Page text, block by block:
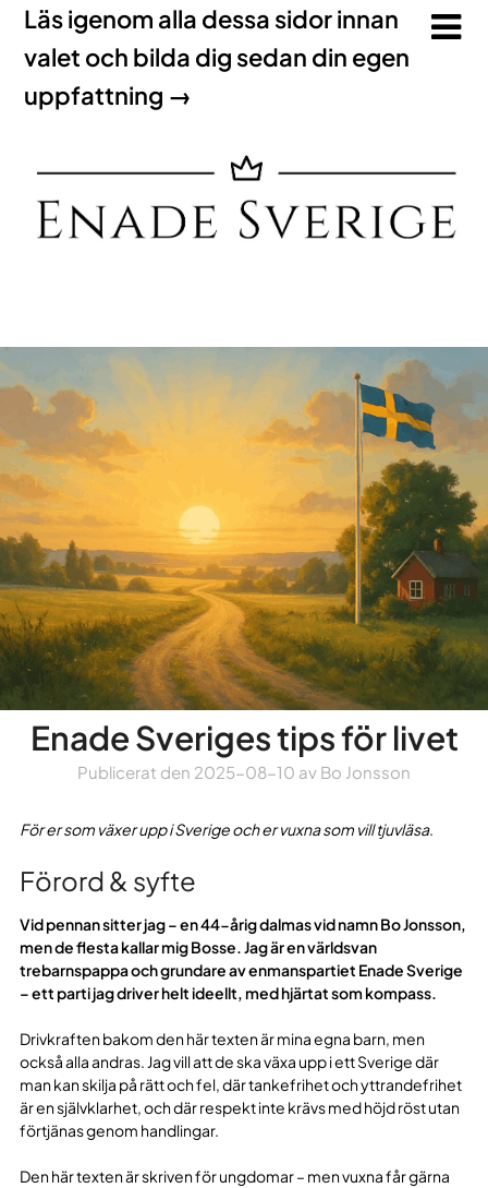
Läs igenom alla dessa sidor innan
valet och bilda dig sedan din egen
uppfattning →
Enade Sveriges tips för livet
Publicerat den 2025-08-10 av Bo Jonsson
För er som växer upp i Sverige och er vuxna som vill tjuvläsa.
Förord & syfte
Vid pennan sitter jag – en 44-årig dalmas vid namn Bo Jonsson,
men de flesta kallar mig Bosse. Jag är en världsvan
trebarnspappa och grundare av enmanspartiet Enade Sverige
– ett parti jag driver helt ideellt, med hjärtat som kompass.
Drivkraften bakom den här texten är mina egna barn, men
också alla andras. Jag vill att de ska växa upp i ett Sverige där
man kan skilja på rätt och fel, där tankefrihet och yttrandefrihet
är en självklarhet, och där respekt inte krävs med höjd röst utan
förtjänas genom handlingar.
Den här texten är skriven för ungdomar – men vuxna får gärna